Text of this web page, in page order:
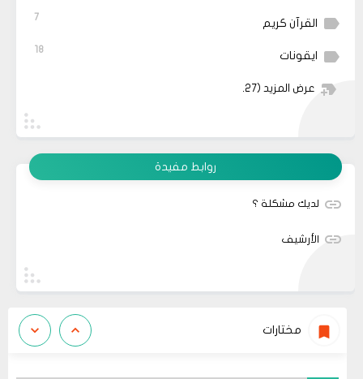
القرآن كريم 7
ايقونات 18
عرض المزيد (27)
روابط مفيدة
لديك مشكلة ؟
الأرشيف
مختارات